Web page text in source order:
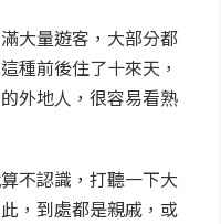
大量遊客，大部分都
種前後住了十來天，
外地人，很容易看熟
不認識，打聽一下大
，到處都是親戚，或